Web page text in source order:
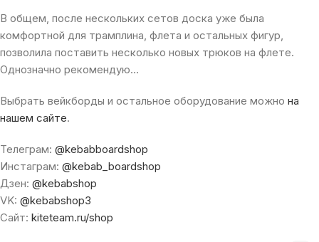
В общем, после нескольких сетов доска уже была
комфортной для трамплина, флета и остальных фигур,
позволила поставить несколько новых трюков на флете.
Однозначно рекомендую…
Выбрать вейкборды и остальное оборудование можно на
нашем сайте.
Телеграм: @kebabboardshop
Инстаграм: @kebab_boardshop
Дзен: @kebabshop
VK: @kebabshop3
Сайт: kiteteam.ru/shop